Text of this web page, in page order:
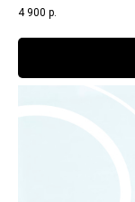
4 900 р.